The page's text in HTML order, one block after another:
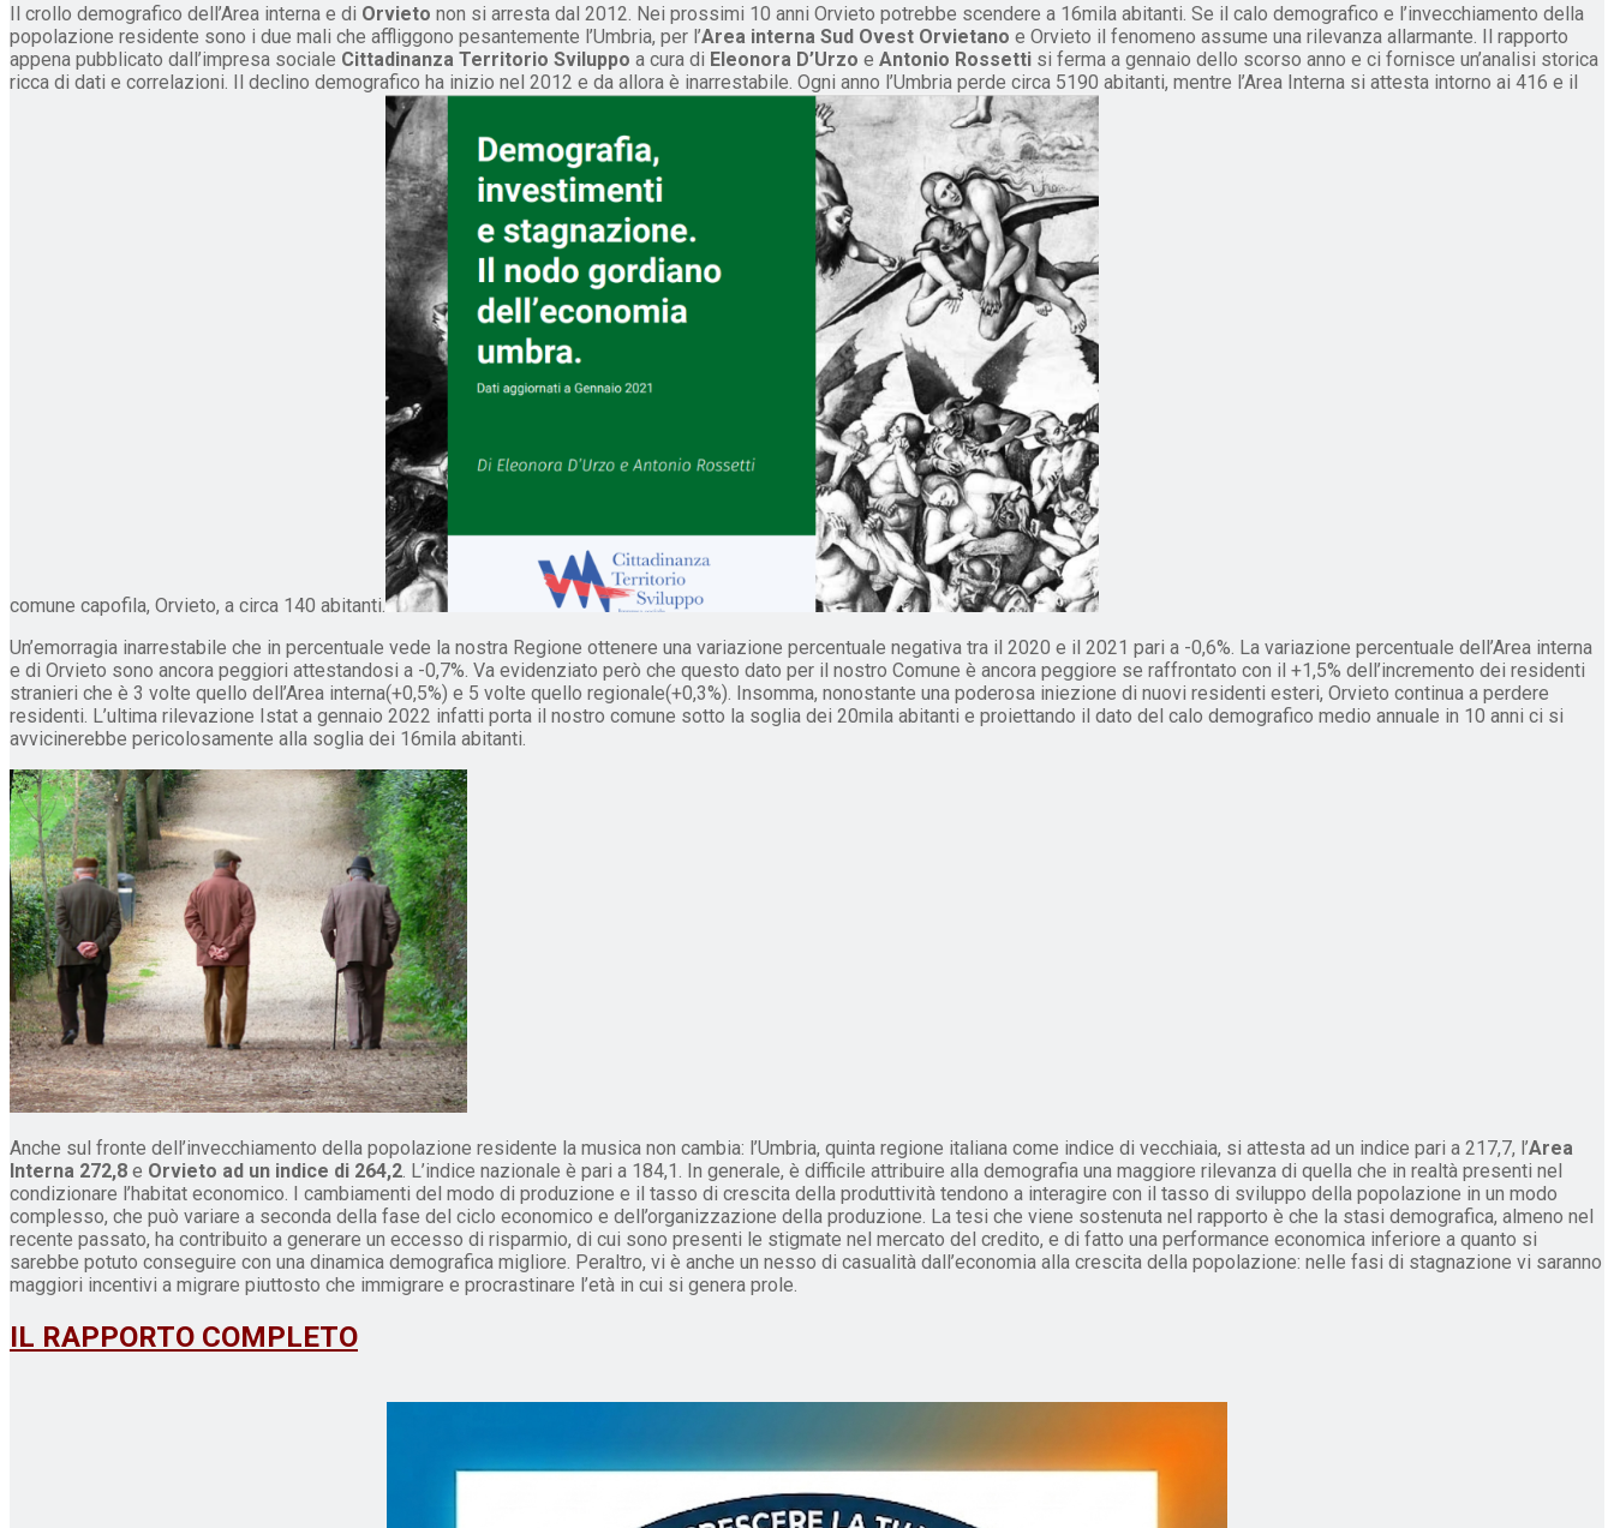
Il crollo demografico dell’Area interna e di Orvieto non si arresta dal 2012. Nei prossimi 10 anni Orvieto potrebbe scendere a 16mila abitanti. Se il calo demografico e l’invecchiamento della
popolazione residente sono i due mali che affliggono pesantemente l’Umbria, per l’Area interna Sud Ovest Orvietano e Orvieto il fenomeno assume una rilevanza allarmante. Il rapporto
appena pubblicato dall’impresa sociale Cittadinanza Territorio Sviluppo a cura di Eleonora D’Urzo e Antonio Rossetti si ferma a gennaio dello scorso anno e ci fornisce un’analisi storica
ricca di dati e correlazioni. Il declino demografico ha inizio nel 2012 e da allora è inarrestabile. Ogni anno l’Umbria perde circa 5190 abitanti, mentre l’Area Interna si attesta intorno ai 416 e il
comune capofila, Orvieto, a circa 140 abitanti.
Un’emorragia inarrestabile che in percentuale vede la nostra Regione ottenere una variazione percentuale negativa tra il 2020 e il 2021 pari a -0,6%. La variazione percentuale dell’Area interna
e di Orvieto sono ancora peggiori attestandosi a -0,7%. Va evidenziato però che questo dato per il nostro Comune è ancora peggiore se raffrontato con il +1,5% dell’incremento dei residenti
stranieri che è 3 volte quello dell’Area interna(+0,5%) e 5 volte quello regionale(+0,3%). Insomma, nonostante una poderosa iniezione di nuovi residenti esteri, Orvieto continua a perdere
residenti. L’ultima rilevazione Istat a gennaio 2022 infatti porta il nostro comune sotto la soglia dei 20mila abitanti e proiettando il dato del calo demografico medio annuale in 10 anni ci si
avvicinerebbe pericolosamente alla soglia dei 16mila abitanti.
Anche sul fronte dell’invecchiamento della popolazione residente la musica non cambia: l’Umbria, quinta regione italiana come indice di vecchiaia, si attesta ad un indice pari a 217,7, l’Area
Interna 272,8 e Orvieto ad un indice di 264,2. L’indice nazionale è pari a 184,1. In generale, è difficile attribuire alla demografia una maggiore rilevanza di quella che in realtà presenti nel
condizionare l’habitat economico. I cambiamenti del modo di produzione e il tasso di crescita della produttività tendono a interagire con il tasso di sviluppo della popolazione in un modo
complesso, che può variare a seconda della fase del ciclo economico e dell’organizzazione della produzione. La tesi che viene sostenuta nel rapporto è che la stasi demografica, almeno nel
recente passato, ha contribuito a generare un eccesso di risparmio, di cui sono presenti le stigmate nel mercato del credito, e di fatto una performance economica inferiore a quanto si
sarebbe potuto conseguire con una dinamica demografica migliore. Peraltro, vi è anche un nesso di casualità dall’economia alla crescita della popolazione: nelle fasi di stagnazione vi saranno
maggiori incentivi a migrare piuttosto che immigrare e procrastinare l’età in cui si genera prole.
IL RAPPORTO COMPLETO